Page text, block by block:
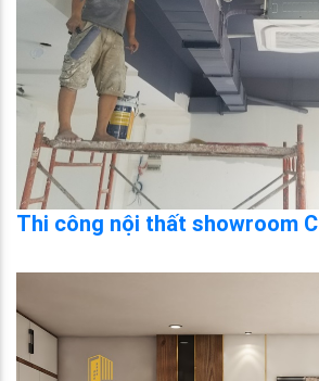
Thi công nội thất showroom